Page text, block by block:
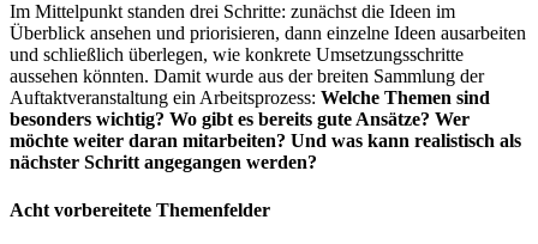
Im Mittelpunkt standen drei Schritte: zunächst die Ideen im
Überblick ansehen und priorisieren, dann einzelne Ideen ausarbeiten
und schließlich überlegen, wie konkrete Umsetzungsschritte
aussehen könnten. Damit wurde aus der breiten Sammlung der
Auftaktveranstaltung ein Arbeitsprozess: Welche Themen sind
besonders wichtig? Wo gibt es bereits gute Ansätze? Wer
möchte weiter daran mitarbeiten? Und was kann realistisch als
nächster Schritt angegangen werden?
Acht vorbereitete Themenfelder